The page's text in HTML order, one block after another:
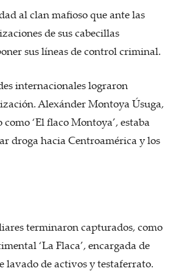
al clan mafioso que ante las
de sus cabecillas
sus líneas de control criminal.
internacionales lograron
Alexánder Montoya Úsuga,
‘El flaco Montoya’, estaba
droga hacia Centroamérica y los
terminaron capturados, como
‘La Flaca’, encargada de
lavado de activos y testaferrato.